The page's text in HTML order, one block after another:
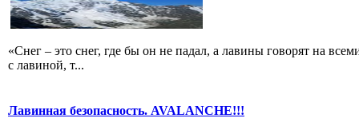
«Снег – это снег, где бы он не падал, а лавины говорят на
с лавиной, т...
Лавинная безопасность. AVALANCHE!!!